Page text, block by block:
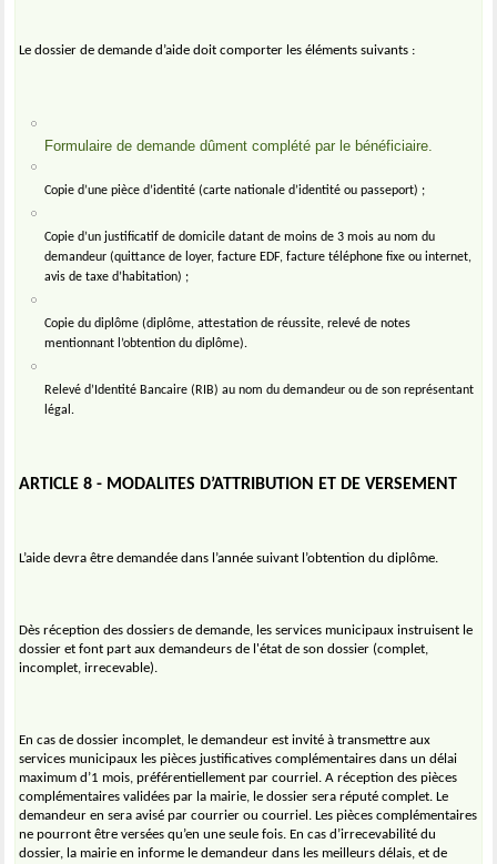
Le dossier de demande d’aide doit comporter les éléments suivants :
Formulaire de demande dûment complété par le bénéficiaire.
Copie d’une pièce d’identité (carte nationale d’identité ou passeport) ;
Copie d’un justificatif de domicile datant de moins de 3 mois au nom du
demandeur (quittance de loyer, facture EDF, facture téléphone fixe ou internet,
avis de taxe d’habitation) ;
Copie du diplôme (diplôme, attestation de réussite, relevé de notes
mentionnant l’obtention du diplôme).
Relevé d’Identité Bancaire (RIB) au nom du demandeur ou de son représentant
légal.
ARTICLE 8 - MODALITES D’ATTRIBUTION ET DE VERSEMENT
L’aide devra être demandée dans l’année suivant l’obtention du diplôme.
Dès réception des dossiers de demande, les services municipaux instruisent le
dossier et font part aux demandeurs de l'état de son dossier (complet,
incomplet, irrecevable).
En cas de dossier incomplet, le demandeur est invité à transmettre aux
services municipaux les pièces justificatives complémentaires dans un délai
maximum d’1 mois, préférentiellement par courriel. A réception des pièces
complémentaires validées par la mairie, le dossier sera réputé complet. Le
demandeur en sera avisé par courrier ou courriel. Les pièces complémentaires
ne pourront être versées qu’en une seule fois. En cas d’irrecevabilité du
dossier, la mairie en informe le demandeur dans les meilleurs délais, et de